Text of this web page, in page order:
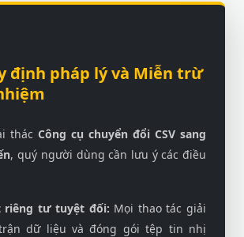
định pháp lý và Miễn trừ
thác Công cụ chuyển đổi CSV sang
, quý người dùng cần lưu ý các điều
riêng tư tuyệt đối: Mọi thao tác giải
dữ liệu và đóng gói tệp tin nhị